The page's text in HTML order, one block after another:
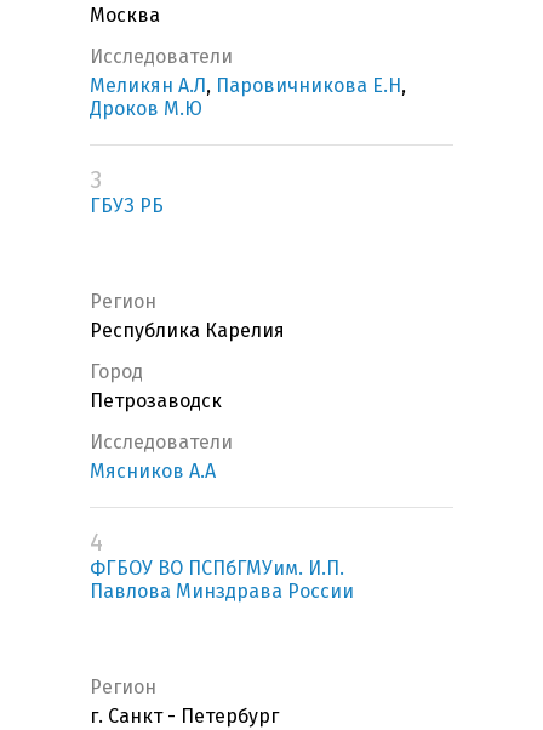
Москва
Исследователи
Меликян А.Л , Паровичникова Е.Н ,
Дроков М.Ю
3
ГБУЗ РБ
Регион
Республика Карелия
Город
Петрозаводск
Исследователи
Мясников А.А
4
ФГБОУ ВО ПСПбГМУим. И.П.
Павлова Минздрава России
Регион
г. Санкт - Петербург